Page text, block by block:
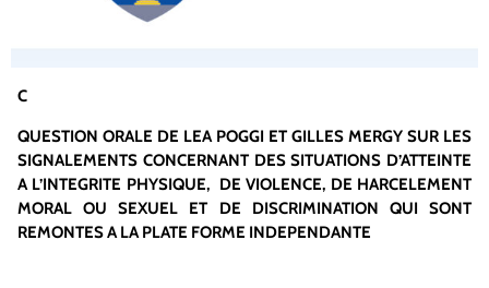
C
QUESTION ORALE DE LEA POGGI ET GILLES MERGY SUR LES
SIGNALEMENTS CONCERNANT DES SITUATIONS D’ATTEINTE
A L’INTEGRITE PHYSIQUE, DE VIOLENCE, DE HARCELEMENT
MORAL OU SEXUEL ET DE DISCRIMINATION QUI SONT
REMONTES A LA PLATE FORME INDEPENDANTE